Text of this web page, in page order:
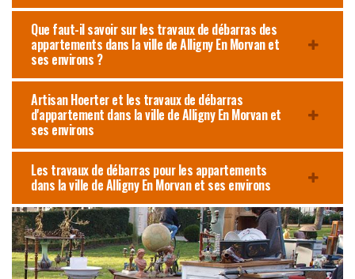
Que faut-il savoir sur les travaux de débarras des
appartements dans la ville de Alligny En Morvan et
ses environs ?
Artisan Hoerter et les travaux de débarras
d'appartement dans la ville de Alligny En Morvan et
ses environs
Les travaux de débarras pour les appartements
dans la ville de Alligny En Morvan et ses environs